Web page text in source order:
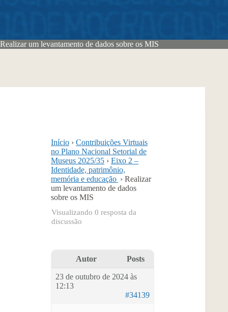
Realizar um levantamento de dados sobre os MIS
Início › Contribuições Virtuais
no Plano Nacional Setorial de
Museus 2025/35 › Eixo 2 –
Identidade, patrimônio,
memória e educação › Realizar
um levantamento de dados
sobre os MIS
Visualizando 0 resposta da
discussão
Autor Posts
23 de outubro de 2024 às
12:13
#34139